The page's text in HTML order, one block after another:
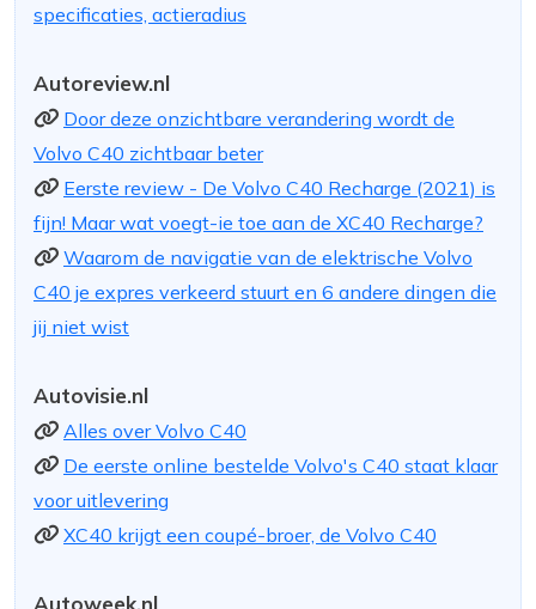
specificaties, actieradius
Autoreview.nl
Door deze onzichtbare verandering wordt de
Volvo C40 zichtbaar beter
Eerste review - De Volvo C40 Recharge (2021) is
fijn! Maar wat voegt-ie toe aan de XC40 Recharge?
Waarom de navigatie van de elektrische Volvo
C40 je expres verkeerd stuurt en 6 andere dingen die
jij niet wist
Autovisie.nl
Alles over Volvo C40
De eerste online bestelde Volvo's C40 staat klaar
voor uitlevering
XC40 krijgt een coupé-broer, de Volvo C40